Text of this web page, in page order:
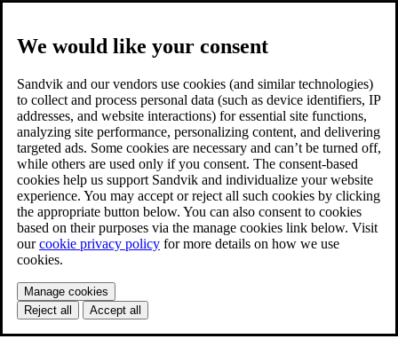
We would like your consent
Sandvik and our vendors use cookies (and similar technologies)
to collect and process personal data (such as device identifiers, IP
addresses, and website interactions) for essential site functions,
analyzing site performance, personalizing content, and delivering
targeted ads. Some cookies are necessary and can’t be turned off,
while others are used only if you consent. The consent-based
cookies help us support Sandvik and individualize your website
experience. You may accept or reject all such cookies by clicking
the appropriate button below. You can also consent to cookies
based on their purposes via the manage cookies link below. Visit
ourcookie privacy policy for more details on how we use
cookies.
Manage cookies
Reject all
Accept all